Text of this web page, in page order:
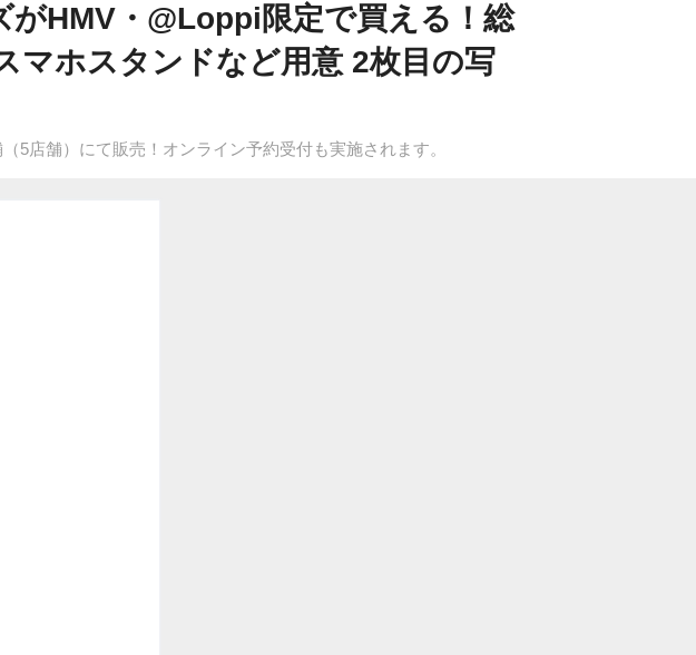
がHMV・@Loppi限定で買える！総
マホスタンドなど用意 2枚目の写
5店舗）にて販売！オンライン予約受付も実施されます。